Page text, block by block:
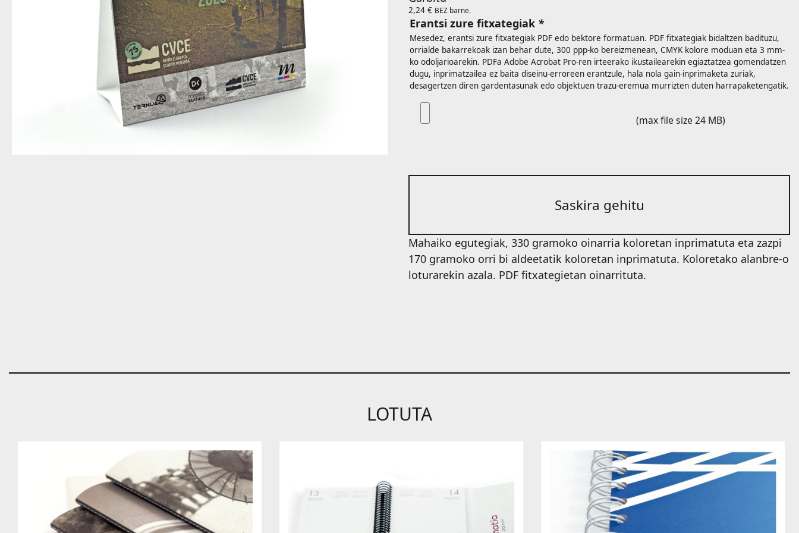
2,24 € BEZ barne.
Erantsi zure fitxategiak *
Mesedez, erantsi zure fitxategiak PDF edo bektore formatuan. PDF fitxategiak bidaltzen badituzu,
orrialde bakarrekoak izan behar dute, 300 ppp-ko bereizmenean, CMYK kolore moduan eta 3 mm-
ko odoljarioarekin. PDFa Adobe Acrobat Pro-ren irteerako ikustailearekin egiaztatzea gomendatzen
dugu, inprimatzailea ez baita diseinu-erroreen erantzule, hala nola gain-inprimaketa zuriak,
desagertzen diren gardentasunak edo objektuen trazu-eremua murrizten duten harrapaketengatik.
(max file size 24 MB)
Saskira gehitu
Mahaiko egutegiak, 330 gramoko oinarria koloretan inprimatuta eta zazpi
170 gramoko orri bi aldeetatik koloretan inprimatuta. Koloretako alanbre-o
loturarekin azala. PDF fitxategietan oinarrituta.
LOTUTA